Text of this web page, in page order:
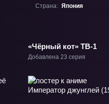
Страна: Япония
«Чёрный кот» ТВ-1
Добавлена 23 серия